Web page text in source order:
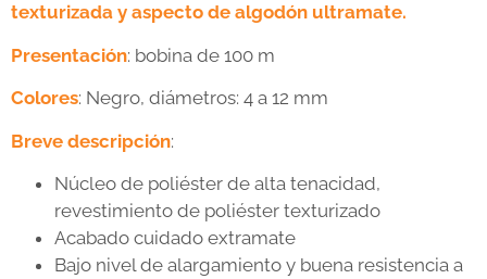
texturizada y aspecto de algodón ultramate.
Presentación: bobina de 100 m
Colores: Negro, diámetros: 4 a 12 mm
Breve descripción:
Núcleo de poliéster de alta tenacidad,
revestimiento de poliéster texturizado
Acabado cuidado extramate
Bajo nivel de alargamiento y buena resistencia a